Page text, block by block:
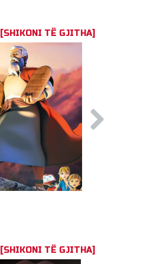
[SHIKONI TË GJITHA]
[SHIKONI TË GJITHA]